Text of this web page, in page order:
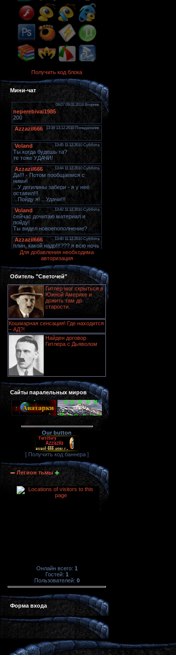
Получить код блока
Мини-чат
Для добавления необходима
авторизация
Обитель "Светочей"
Гитлер мог скрыться в
Южной Америке и
дожить там до
старости.
Кошмарная сенсация! Где находится
– АД?!
Найден договор
Гитлера с Дьяволом
Сайты паралельных миров
Our button
[ Получить код баннера ]
Легион тьмы
Онлайн всего: 1
Гостей: 1
Пользователей: 0
Форма входа